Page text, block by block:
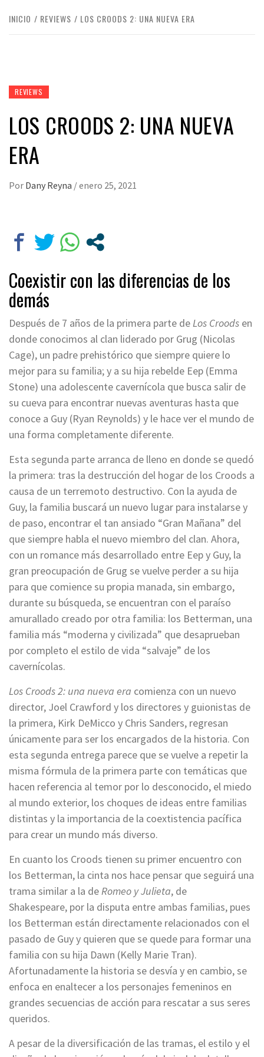
INICIO REVIEWS LOS CROODS 2: UNA NUEVA ERA
REVIEWS
LOS CROODS 2: UNA NUEVA
ERA
Por Dany Reyna /enero 25, 2021
Coexistir con las diferencias de los
demás
Después de 7 años de la primera parte deLos Croods en
donde conocimos al clan liderado por Grug (Nicolas
Cage), un padre prehistórico que siempre quiere lo
mejor para su familia; y a su hija rebelde Eep (Emma
Stone) una adolescente cavernícola que busca salir de
su cueva para encontrar nuevas aventuras hasta que
conoce a Guy (Ryan Reynolds) y le hace ver el mundo de
una forma completamente diferente.
Esta segunda parte arranca de lleno en donde se quedó
la primera: tras la destrucción del hogar de los Croods a
causa de un terremoto destructivo. Con la ayuda de
Guy, la familia buscará un nuevo lugar para instalarse y
de paso, encontrar el tan ansiado “Gran Mañana” del
que siempre habla el nuevo miembro del clan. Ahora,
con un romance más desarrollado entre Eep y Guy, la
gran preocupación de Grug se vuelve perder a su hija
para que comience su propia manada, sin embargo,
durante su búsqueda, se encuentran con el paraíso
amurallado creado por otra familia: los Betterman, una
familia más “moderna y civilizada” que desaprueban
por completo el estilo de vida “salvaje” de los
cavernícolas.
Los Croods 2: una nueva era comienza con un nuevo
director, Joel Crawford y los directores y guionistas de
la primera, Kirk DeMicco y Chris Sanders, regresan
únicamente para ser los encargados de la historia. Con
esta segunda entrega parece que se vuelve a repetir la
misma fórmula de la primera parte con temáticas que
hacen referencia al temor por lo desconocido, el miedo
al mundo exterior, los choques de ideas entre familias
distintas y la importancia de la coextistencia pacífica
para crear un mundo más diverso.
En cuanto los Croods tienen su primer encuentro con
los Betterman, la cinta nos hace pensar que seguirá una
trama similar a la deRomeo y Julieta, de
Shakespeare, por la disputa entre ambas familias, pues
los Betterman están directamente relacionados con el
pasado de Guy y quieren que se quede para formar una
familia con su hija Dawn (Kelly Marie Tran).
Afortunadamente la historia se desvía y en cambio, se
enfoca en enaltecer a los personajes femeninos en
grandes secuencias de acción para rescatar a sus seres
queridos.
A pesar de la diversificación de las tramas, el estilo y el